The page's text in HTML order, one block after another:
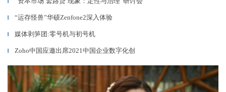
▎
▎ “运存怪兽”华硕Zenfone2深入体验
▎ 媒体剥笋团:零号机与初号机
▎ Zoho中国应邀出席2021中国企业数字化创